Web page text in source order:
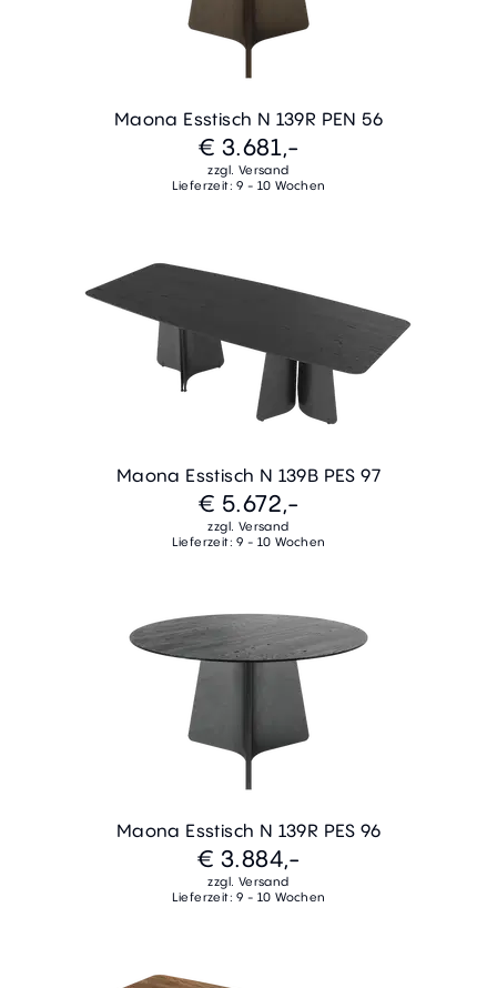
Maona Esstisch N 139R PEN 56
€ 3.681,-
zzgl. Versand
Lieferzeit: 9 - 10 Wochen
Maona Esstisch N 139B PES 97
€ 5.672,-
zzgl. Versand
Lieferzeit: 9 - 10 Wochen
Maona Esstisch N 139R PES 96
€ 3.884,-
zzgl. Versand
Lieferzeit: 9 - 10 Wochen